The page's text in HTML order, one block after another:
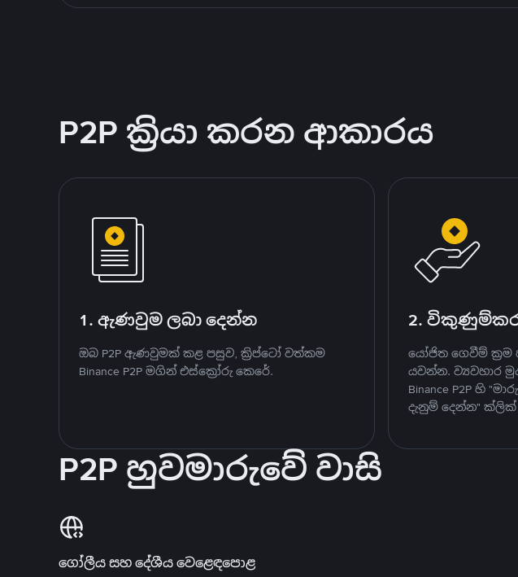
P2P ක්‍රියා කරන ආකාරය
1. ඇණවුම ලබා දෙන්න
ඔබ P2P ඇණවුමක් කළ පසුව, ක්‍රිප්ටෝ වත්කම
Binance P2P මගින් එස්ක්‍රෝරු කෙරේ.
2.
යෝජිත ගෙවීම්
යවන්න. ව්‍යවහාර
Binance P2P හි
දැනුම් දෙන්න"
P2P හුවමාරුවේ වාසි
ගෝලීය සහ දේශීය වෙළෙඳපොළ